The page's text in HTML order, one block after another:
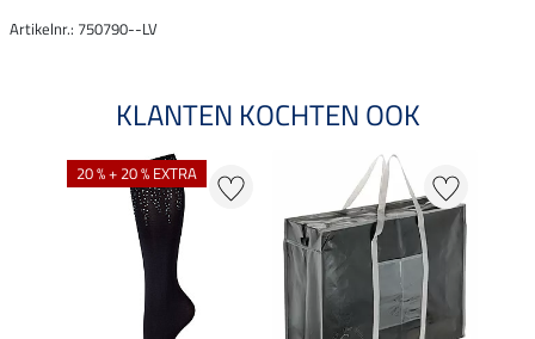
Artikelnr.: 750790--LV
KLANTEN KOCHTEN OOK
20 % + 20 % EXTRA